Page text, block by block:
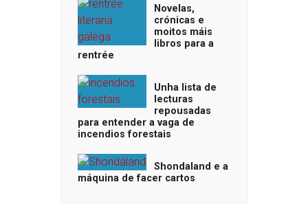
Novelas,
crónicas e
moitos máis
libros para a
rentrée
Unha lista de
lecturas
repousadas
para entender a vaga de
incendios forestais
Shondaland e a
máquina de facer cartos